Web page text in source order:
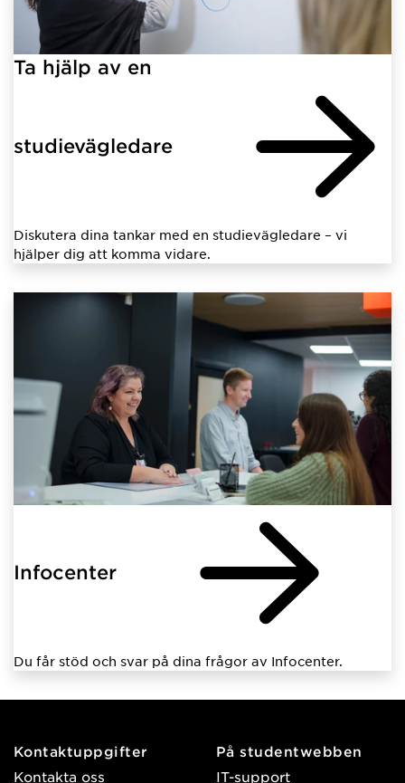
Ta hjälp av en
studievägledare
Diskutera dina tankar med en studievägledare – vi
hjälper dig att komma vidare.
Infocenter
Du får stöd och svar på dina frågor av Infocenter.
Kontaktuppgifter
Kontakta oss
På studentwebben
IT-support